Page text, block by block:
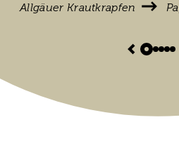
Allgäuer Krautkrapfen